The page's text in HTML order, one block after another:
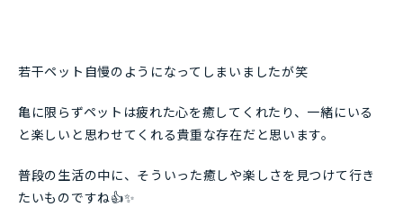
若干ペット自慢のようになってしまいましたが笑
亀に限らずペットは疲れた心を癒してくれたり、一緒にいる
と楽しいと思わせてくれる貴重な存在だと思います。
普段の生活の中に、そういった癒しや楽しさを見つけて行き
たいものですね👍✨